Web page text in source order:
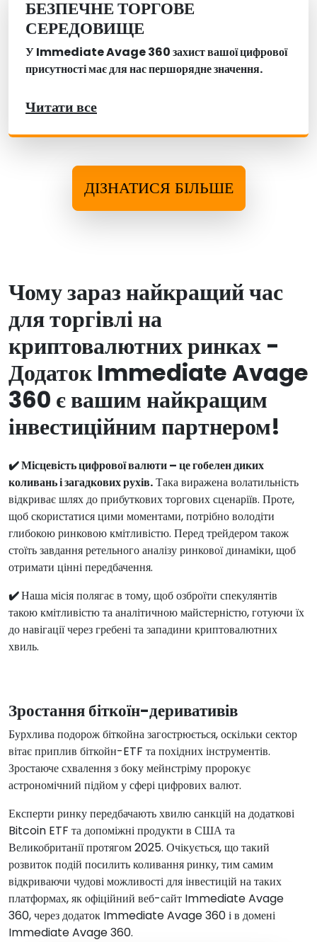
БЕЗПЕЧНЕ ТОРГОВЕ
СЕРЕДОВИЩЕ
У Immediate Avage 360 захист вашої цифрової
присутності має для нас першорядне значення.
Читати все
ДІЗНАТИСЯ БІЛЬШЕ
Чому зараз найкращий час
для торгівлі на
криптовалютних ринках -
Додаток Immediate Avage
360 є вашим найкращим
інвестиційним партнером!
✔️ Місцевість цифрової валюти – це гобелен диких
коливань і загадкових рухів.Така виражена волатильність
відкриває шлях до прибуткових торгових сценаріїв. Проте,
щоб скористатися цими моментами, потрібно володіти
глибокою ринковою кмітливістю. Перед трейдером також
стоїть завдання ретельного аналізу ринкової динаміки, щоб
отримати цінні передбачення.
✔️Наша місія полягає в тому, щоб озброїти спекулянтів
такою кмітливістю та аналітичною майстерністю, готуючи їх
до навігації через гребені та западини криптовалютних
хвиль.
Зростання біткоїн-деривативів
Бурхлива подорож біткойна загострюється, оскільки сектор
вітає приплив біткойн-ETF та похідних інструментів.
Зростаюче схвалення з боку мейнстріму пророкує
астрономічний підйом у сфері цифрових валют.
Експерти ринку передбачають хвилю санкцій на додаткові
Bitcoin ETF та допоміжні продукти в США та
Великобританії протягом 2025. Очікується, що такий
розвиток подій посилить коливання ринку, тим самим
відкриваючи чудові можливості для інвестицій на таких
платформах, як офіційний веб-сайт Immediate Avage
360, через додаток Immediate Avage 360 і в домені
Immediate Avage 360.